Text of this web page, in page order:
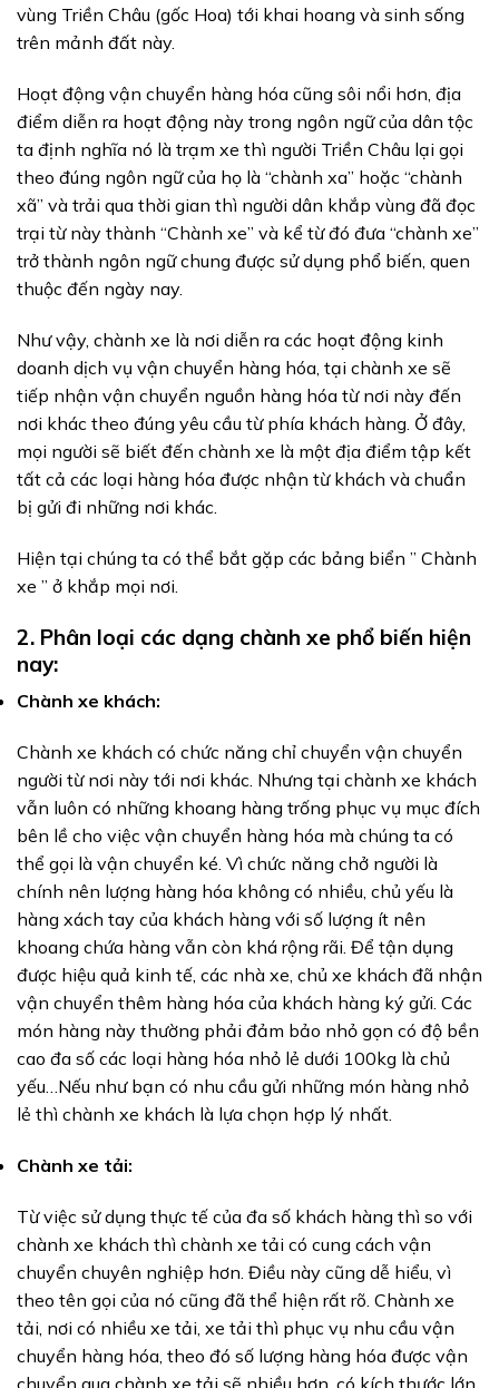
vùng Triền Châu (gốc Hoa) tới khai hoang và sinh sống
trên mảnh đất này.
Hoạt động vận chuyển hàng hóa cũng sôi nổi hơn, địa
điểm diễn ra hoạt động này trong ngôn ngữ của dân tộc
ta định nghĩa nó là trạm xe thì người Triền Châu lại gọi
theo đúng ngôn ngữ của họ là “chành xa” hoặc “chành
xã” và trải qua thời gian thì người dân khắp vùng đã đọc
trại từ này thành “Chành xe” và kể từ đó đưa “chành xe”
trở thành ngôn ngữ chung được sử dụng phổ biến, quen
thuộc đến ngày nay.
Như vậy, chành xe là nơi diễn ra các hoạt động kinh
doanh dịch vụ vận chuyển hàng hóa, tại chành xe sẽ
tiếp nhận vận chuyển nguồn hàng hóa từ nơi này đến
nơi khác theo đúng yêu cầu từ phía khách hàng. Ở đây,
mọi người sẽ biết đến chành xe là một địa điểm tập kết
tất cả các loại hàng hóa được nhận từ khách và chuẩn
bị gửi đi những nơi khác.
Hiện tại chúng ta có thể bắt gặp các bảng biển ” Chành
xe ” ở khắp mọi nơi.
2. Phân loại các dạng chành xe phổ biến hiện
nay:
Chành xe khách:
Chành xe khách có chức năng chỉ chuyển vận chuyển
người từ nơi này tới nơi khác. Nhưng tại chành xe khách
vẫn luôn có những khoang hàng trống phục vụ mục đích
bên lề cho việc vận chuyển hàng hóa mà chúng ta có
thể gọi là vận chuyển ké. Vì chức năng chở người là
chính nên lượng hàng hóa không có nhiều, chủ yếu là
hàng xách tay của khách hàng với số lượng ít nên
khoang chứa hàng vẫn còn khá rộng rãi. Để tận dụng
được hiệu quả kinh tế, các nhà xe, chủ xe khách đã nhận
vận chuyển thêm hàng hóa của khách hàng ký gửi. Các
món hàng này thường phải đảm bảo nhỏ gọn có độ bền
cao đa số các loại hàng hóa nhỏ lẻ dưới 100kg là chủ
yếu…Nếu như bạn có nhu cầu gửi những món hàng nhỏ
lẻ thì chành xe khách là lựa chọn hợp lý nhất.
Chành xe tải:
Từ việc sử dụng thực tế của đa số khách hàng thì so với
chành xe khách thì chành xe tải có cung cách vận
chuyển chuyên nghiệp hơn. Điều này cũng dễ hiểu, vì
theo tên gọi của nó cũng đã thể hiện rất rõ. Chành xe
tải, nơi có nhiều xe tải, xe tải thì phục vụ nhu cầu vận
chuyển hàng hóa, theo đó số lượng hàng hóa được vận
chuyển qua chành xe tải sẽ nhiều hơn, có kích thước lớn